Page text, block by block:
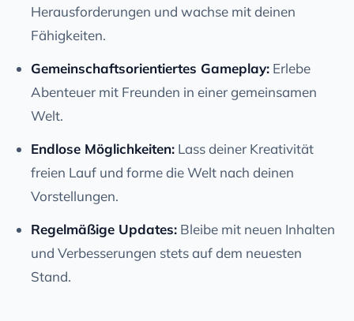
Herausforderungen und wachse mit deinen
Fähigkeiten.
Gemeinschaftsorientiertes Gameplay: Erlebe
Abenteuer mit Freunden in einer gemeinsamen
Welt.
Endlose Möglichkeiten: Lass deiner Kreativität
freien Lauf und forme die Welt nach deinen
Vorstellungen.
Regelmäßige Updates: Bleibe mit neuen Inhalten
und Verbesserungen stets auf dem neuesten
Stand.